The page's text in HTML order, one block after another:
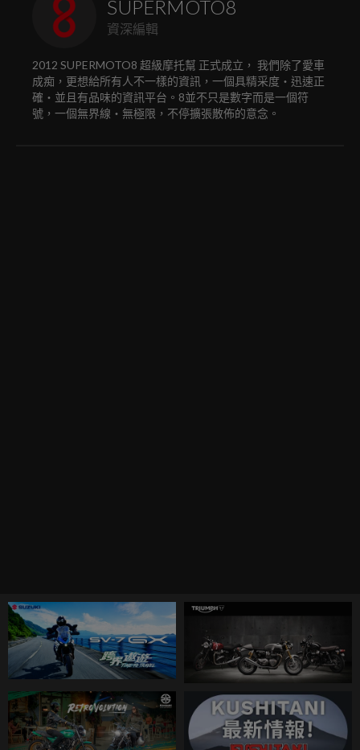
SUPERMOTO8
資深編輯
2012 SUPERMOTO8 超級摩托幫 正式成立， 我們除了愛車
成痴，更想給所有人不一樣的資訊，一個具精采度‧迅速正
確‧並且有品味的資訊平台。8並不只是數字而是一個符
號，一個無界線‧無極限，不停擴張散佈的意念。